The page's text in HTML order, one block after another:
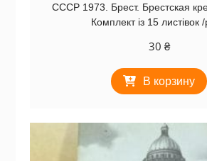
СССР 1973. Брест. Брестская
Комплект із 15 листівок
30 ₴
В корзину